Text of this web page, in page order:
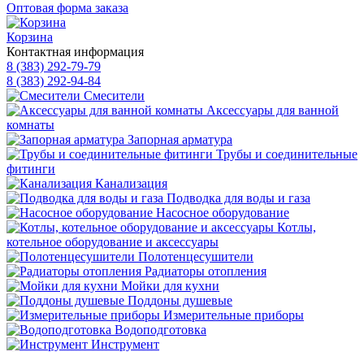
Оптовая форма заказа
Корзина
Контактная информация
8 (383) 292-79-79
8 (383) 292-94-84
Смесители
Аксессуары для ванной
комнаты
Запорная арматура
Трубы и соединительные
фитинги
Канализация
Подводка для воды и газа
Насосное оборудование
Котлы,
котельное оборудование и аксессуары
Полотенцесушители
Радиаторы отопления
Мойки для кухни
Поддоны душевые
Измерительные приборы
Водоподготовка
Инструмент